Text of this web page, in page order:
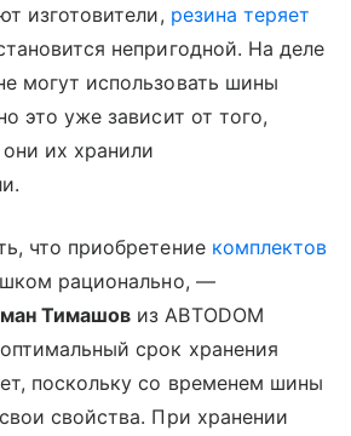
изготовители, резина теряет
непригодной. На деле
могут использовать шины
это уже зависит от того,
их хранили
что приобретение комплектов
рационально, —
Тимашов из АВТОDOM
срок хранения
поскольку со временем шины
свойства. При хранении